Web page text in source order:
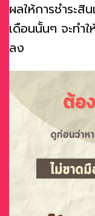
ผลให้การชำระสิ
เดือนนั้นๆ จะทำ
ลง